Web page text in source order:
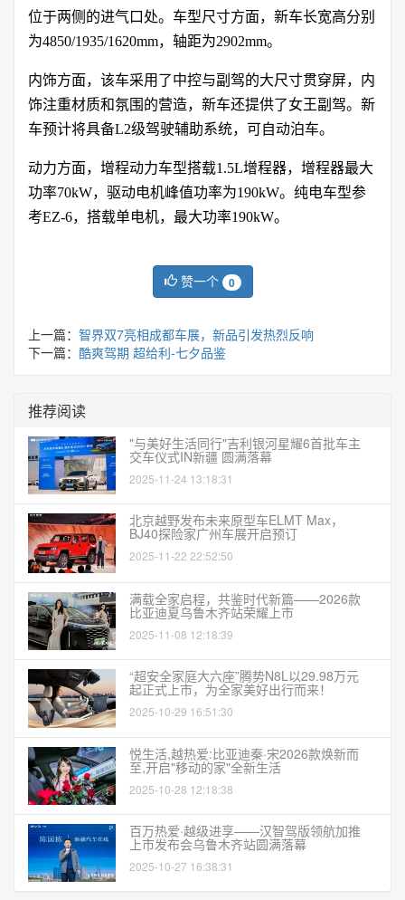
位于两侧的进气口处。车型尺寸方面，新车长宽高分别
为4850/1935/1620mm，轴距为2902mm。
内饰方面，该车采用了中控与副驾的大尺寸贯穿屏，内
饰注重材质和氛围的营造，新车还提供了女王副驾。新
车预计将具备L2级驾驶辅助系统，可自动泊车。
动力方面，增程动力车型搭载1.5L增程器，增程器最大
功率70kW，驱动电机峰值功率为190kW。纯电车型参
考EZ-6，搭载单电机，最大功率190kW。
赞一个 0
上一篇： 智界双7亮相成都车展，新品引发热烈反响
下一篇： 酷爽驾期 超给利-七夕品鉴
推荐阅读
"与美好生活同行"吉利银河星耀6首批车主
交车仪式IN新疆 圆满落幕
2025-11-24 13:18:31
北京越野发布未来原型车ELMT Max，
BJ40探险家广州车展开启预订
2025-11-22 22:52:50
满载全家启程，共鉴时代新篇——2026款
比亚迪夏乌鲁木齐站荣耀上市
2025-11-08 12:18:39
“超安全家庭大六座”腾势N8L以29.98万元
起正式上市，为全家美好出行而来！
2025-10-29 16:51:30
悦生活,越热爱:比亚迪秦·宋2026款焕新而
至,开启"移动的家"全新生活
2025-10-28 12:18:38
百万热爱·越级进享——汉智驾版领航加推
上市发布会乌鲁木齐站圆满落幕
2025-10-27 16:38:31